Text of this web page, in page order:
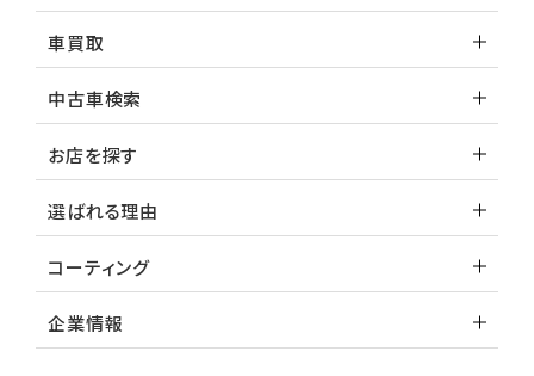
車買取
中古車検索
お店を探す
選ばれる理由
コーティング
企業情報